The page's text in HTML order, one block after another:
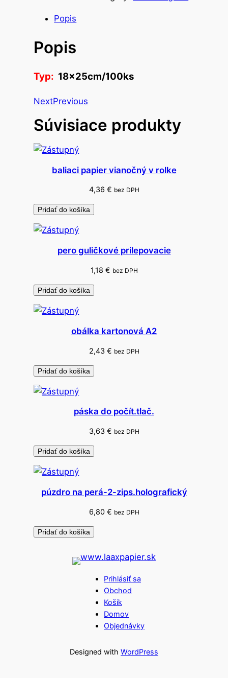
s
t
o
v
e
c
á
r
c
l
o
u
á
e
r
o
Popis
Popis
Typ: 18x25cm/100ks
NextPrevious
Súvisiace produkty
baliaci papier vianočný v rolke
4,36 € bez DPH
Pridať do košíka
pero guličkové prilepovacie
1,18 € bez DPH
Pridať do košíka
obálka kartonová A2
2,43 € bez DPH
Pridať do košíka
páska do počít.tlač.
3,63 € bez DPH
Pridať do košíka
púzdro na perá-2-zips.holografický
6,80 € bez DPH
Pridať do košíka
Prihlásiť sa
Obchod
Košík
Domov
Objednávky
Designed with WordPress